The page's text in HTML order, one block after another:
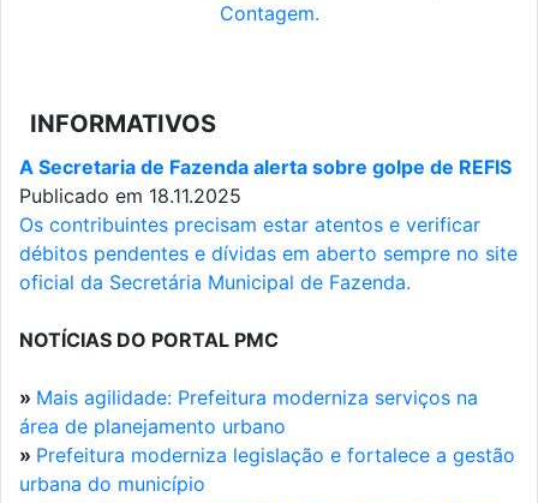
Contagem.
INFORMATIVOS
A Secretaria de Fazenda alerta sobre golpe de REFIS
Publicado em 18.11.2025
Os contribuintes precisam estar atentos e verificar
débitos pendentes e dívidas em aberto sempre no site
oficial da Secretária Municipal de Fazenda.
NOTÍCIAS DO PORTAL PMC
» Mais agilidade: Prefeitura moderniza serviços na
área de planejamento urbano
» Prefeitura moderniza legislação e fortalece a gestão
urbana do município